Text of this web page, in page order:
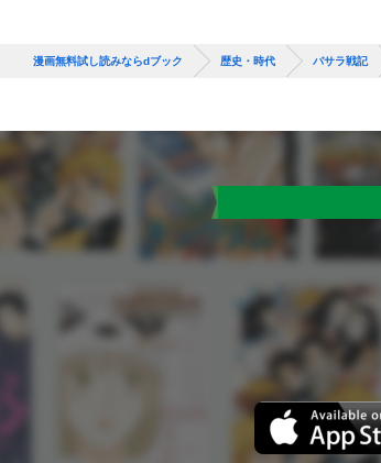
漫画無料試し読みならdブック 歴史・時代 バサラ戦記